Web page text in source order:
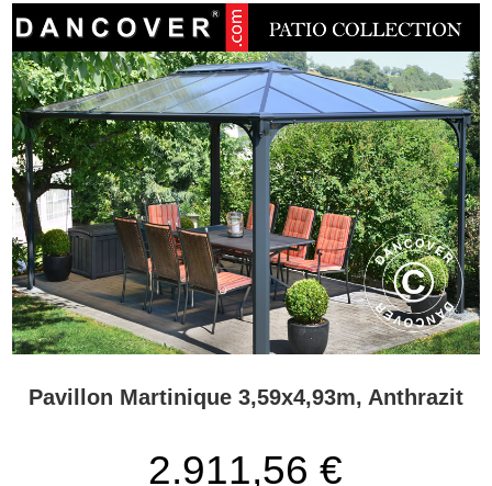
Pavillon Martinique 3,59x4,93m, Anthrazit
2.911,56 €